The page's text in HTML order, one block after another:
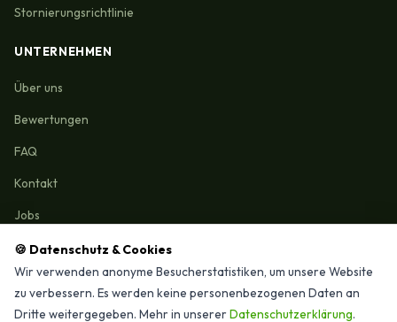
🍪 Datenschutz & Cookies
Wir verwenden anonyme Besucherstatistiken, um unsere Website
zu verbessern. Es werden keine personenbezogenen Daten an
Dritte weitergegeben. Mehr in unsererDatenschutzerklärung.
Stornierungsrichtlinie
UNTERNEHMEN
Über uns
Bewertungen
FAQ
Kontakt
Jobs
Reinigungmunchen.de © 2026 Alle Rechte vorbehalten